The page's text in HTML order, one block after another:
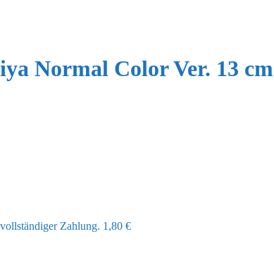
Normal Color Ver. 13 cm
Zahlung. 1,80 €